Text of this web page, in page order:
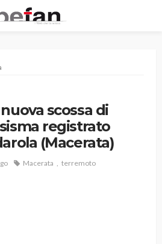
scossa di
registrato
(Macerata)
Macerata terremoto